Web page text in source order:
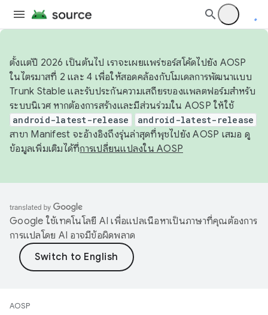
ตั้งแต่ปี 2026 เป็นต้นไป เราจะเผยแพร่ซอร์สโค้ดไปยัง AOSP
ในไตรมาสที่ 2 และ 4 เพื่อให้สอดคล้องกับโมเดลการพัฒนาแบบ
Trunk Stable และรับประกันความเสถียรของแพลตฟอร์มสำหรับ
ระบบนิเวศ หากต้องการสร้างและมีส่วนร่วมใน AOSP ให้ใช้
android-latest-release android-latest-release
สาขา Manifest จะอ้างอิงถึงรุ่นล่าสุดที่พุชไปยัง AOSP เสมอ ดู
ข้อมูลเพิ่มเติมได้ที่การเปลี่ยนแปลงใน AOSP
Google ใช้เทคโนโลยี AI เพื่อแปลเนื้อหาเป็นภาษาที่คุณต้องการ
การแปลโดย AI อาจมีข้อผิดพลาด
AOSP